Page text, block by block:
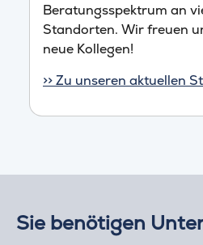
Beratungsspektrum an
Standorten. Wir freuen
neue Kollegen!
>> Zu unseren aktuellen
Sie benötigen